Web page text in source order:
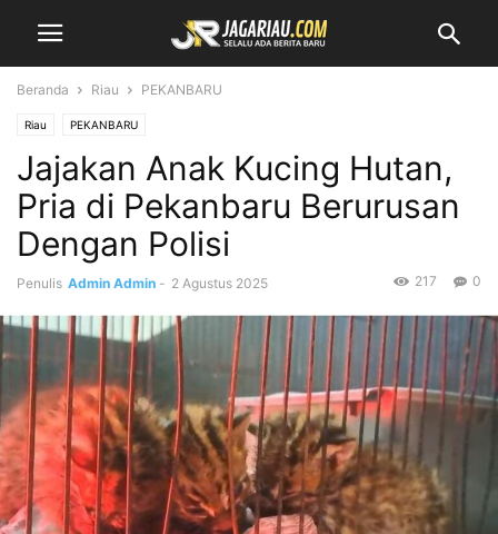
Beranda Riau PEKANBARU
Riau PEKANBARU
Jajakan Anak Kucing Hutan,
Pria di Pekanbaru Berurusan
Dengan Polisi
Penulis Admin Admin - 2 Agustus 2025 0
217